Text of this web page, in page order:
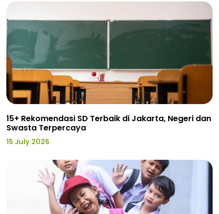
15+ Rekomendasi SD Terbaik di Jakarta, Negeri dan
Swasta Terpercaya
15 July 2026